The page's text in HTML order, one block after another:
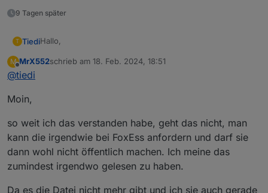
9 Tagen später
T TiediHallo,
vielen Dank schonmal für die Dokumentation.
Ich überlege mir den FOX ESS T15-G3 15kW zu holen.
M
Offline
MrX552schrieb am 18. Feb. 2024, 18:51
zuletzt editiert von
@tiedi
Moin,
so weit ich das verstanden habe, geht das nicht, man
kann die irgendwie bei FoxEss anfordern und darf sie
dann wohl nicht öffentlich machen. Ich meine das
zumindest irgendwo gelesen zu haben.
Da es die Datei nicht mehr gibt und ich sie auch gerade